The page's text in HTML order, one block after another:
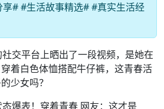
# #生活故事精选# #真实生活经
交平台上晒出了一段视频，是她在
着白色体恤搭配牛仔裤，这青春活
少女吗？